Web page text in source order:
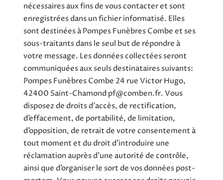
nécessaires aux fins de vous contacter et sont
enregistrées dans un fichier informatisé. Elles
sont destinées à Pompes Funèbres Combe et ses
sous-traitants dans le seul but de répondre à
votre message. Les données collectées seront
communiquées aux seuls destinataires suivants:
Pompes Funèbres Combe 24 rue Victor Hugo,
42400 Saint-Chamond pf@comben.fr. Vous
disposez de droits d’accès, de rectification,
d’effacement, de portabilité, de limitation,
d’opposition, de retrait de votre consentement à
tout moment et du droit d’introduire une
réclamation auprès d’une autorité de contrôle,
ainsi que d’organiser le sort de vos données post-